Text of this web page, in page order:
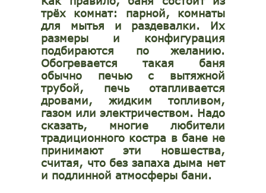
трёх комнат: парной, комнаты
для мытья и раздевалки. Их
размеры и конфигурация
подбираются по желанию.
Обогревается такая баня
обычно печью с вытяжной
трубой, печь отапливается
дровами, жидким топливом,
газом или электричеством. Надо
сказать, многие любители
традиционного костра в бане не
принимают эти новшества,
считая, что без запаха дыма нет
и подлинной атмосферы бани.